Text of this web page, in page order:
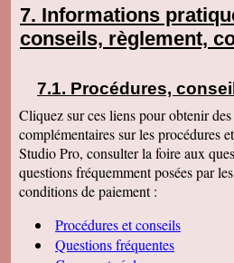
Informations
conseils, règlement,
Procédures,
Cliquez sur ces liens pour obtenir
complémentaires sur les procédures
Studio Pro, consulter la foire aux
questions fréquemment posées par
conditions de paiement :
Procédures et conseils
Questions fréquentes